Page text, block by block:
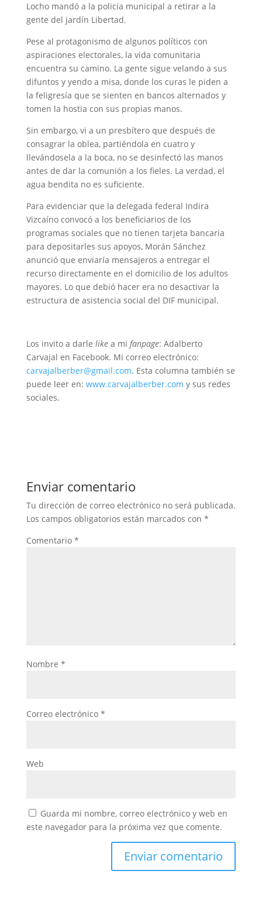
Locho mandó a la policía municipal a retirar a la
gente del jardín Libertad.
Pese al protagonismo de algunos políticos con
aspiraciones electorales, la vida comunitaria
encuentra su camino. La gente sigue velando a sus
difuntos y yendo a misa, donde los curas le piden a
la feligresía que se sienten en bancos alternados y
tomen la hostia con sus propias manos.
Sin embargo, vi a un presbítero que después de
consagrar la oblea, partiéndola en cuatro y
llevándosela a la boca, no se desinfectó las manos
antes de dar la comunión a los fieles. La verdad, el
agua bendita no es suficiente.
Para evidenciar que la delegada federal Indira
Vizcaíno convocó a los beneficiarios de los
programas sociales que no tienen tarjeta bancaria
para depositarles sus apoyos, Morán Sánchez
anunció que enviaría mensajeros a entregar el
recurso directamente en el domicilio de los adultos
mayores. Lo que debió hacer era no desactivar la
estructura de asistencia social del DIF municipal.
Los invito a darle like a mi fanpage: Adalberto
Carvajal en Facebook. Mi correo electrónico:
carvajalberber@gmail.com. Esta columna también se
puede leer en: www.carvajalberber.com y sus redes
sociales.
Enviar comentario
Tu dirección de correo electrónico no será publicada.
Los campos obligatorios están marcados con *
Comentario *
Nombre *
Correo electrónico *
Web
Guarda mi nombre, correo electrónico y web en
este navegador para la próxima vez que comente.